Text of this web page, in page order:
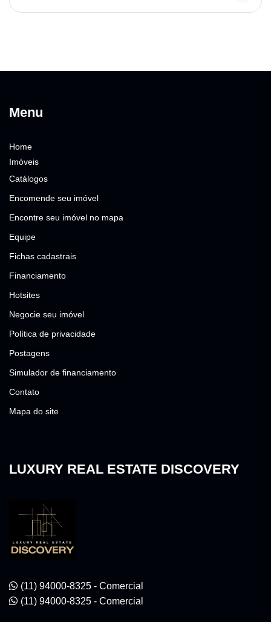
Menu
Home
Imóveis
Catálogos
Encomende seu imóvel
Encontre seu imóvel no mapa
Equipe
Fichas cadastrais
Financiamento
Hotsites
Negocie seu imóvel
Política de privacidade
Postagens
Simulador de financiamento
Contato
Mapa do site
LUXURY REAL ESTATE DISCOVERY
(11) 94000-8325 - Comercial
(11) 94000-8325 - Comercial